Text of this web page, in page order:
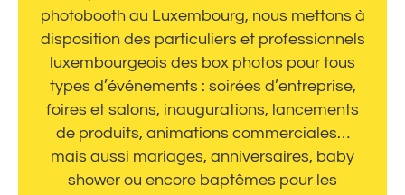
photobooth au Luxembourg, nous mettons à
disposition des particuliers et professionnels
luxembourgeois des box photos pour tous
types d’événements : soirées d’entreprise,
foires et salons, inaugurations, lancements
de produits, animations commerciales…
mais aussi mariages, anniversaires, baby
shower ou encore baptêmes pour les